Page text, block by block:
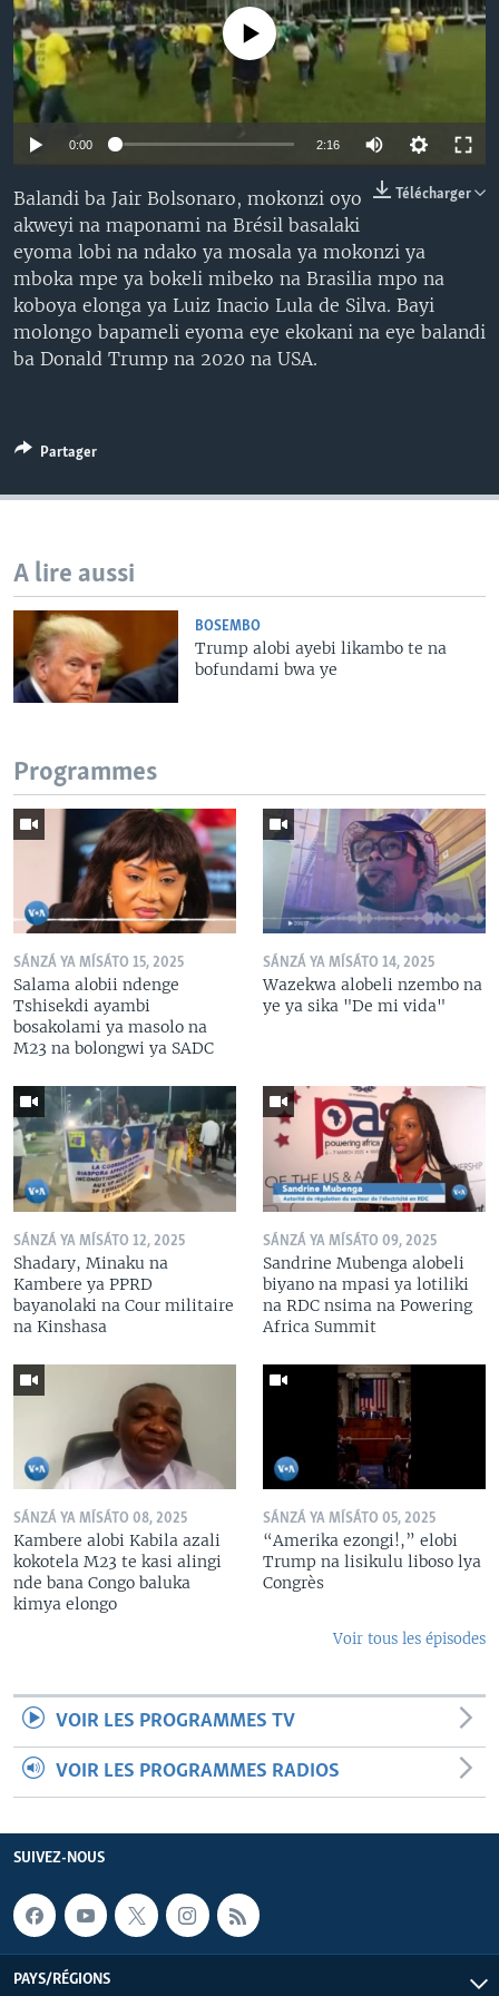
SÉCURITÉ
SCIENCE/TECHNOLOGIE
SPORTS
No media source currently available
0:00 2:16
Télécharger
Balandi ba Jair Bolsonaro, mokonzi oyo
akweyi na maponami na Brésil basalaki
eyoma lobi na ndako ya mosala ya mokonzi ya
mboka mpe ya bokeli mibeko na Brasilia mpo na
koboya elonga ya Luiz Inacio Lula de Silva. Bayi
molongo bapameli eyoma eye ekokani na eye balandi
ba Donald Trump na 2020 na USA.
Partager
A lire aussi
BOSEMBO
Trump alobi ayebi likambo te na
bofundami bwa ye
Programmes
SÁNZÁ YA MÍSÁTO 15, 2025
Salama alobii ndenge
Tshisekdi ayambi
bosakolami ya masolo na
M23 na bolongwi ya SADC
SÁNZÁ YA MÍSÁTO 14, 2025
Wazekwa alobeli nzembo na
ye ya sika "De mi vida"
SÁNZÁ YA MÍSÁTO 12, 2025
Shadary, Minaku na
Kambere ya PPRD
bayanolaki na Cour militaire
na Kinshasa
SÁNZÁ YA MÍSÁTO 09, 2025
Sandrine Mubenga alobeli
biyano na mpasi ya lotiliki
na RDC nsima na Powering
Africa Summit
SÁNZÁ YA MÍSÁTO 08, 2025
Kambere alobi Kabila azali
kokotela M23 te kasi alingi
nde bana Congo baluka
kimya elongo
SÁNZÁ YA MÍSÁTO 05, 2025
“Amerika ezongi!,” elobi
Trump na lisikulu liboso lya
Congrès
Voir tous les épisodes
VOIR LES PROGRAMMES TV
VOIR LES PROGRAMMES RADIOS
SUIVEZ-NOUS
PAYS/RÉGIONS